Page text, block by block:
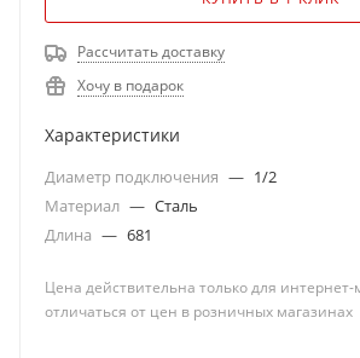
Рассчитать доставку
Хочу в подарок
Характеристики
Диаметр подключения — 1/2
Материал — Сталь
Длина — 681
Цена действительна только для
отличаться от цен в розничных магазинах